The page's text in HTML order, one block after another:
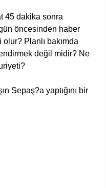
45 dakika sonra
öncesinden haber
Planlı bakımda
değil midir? Ne
Sepaş?a yaptığını bir